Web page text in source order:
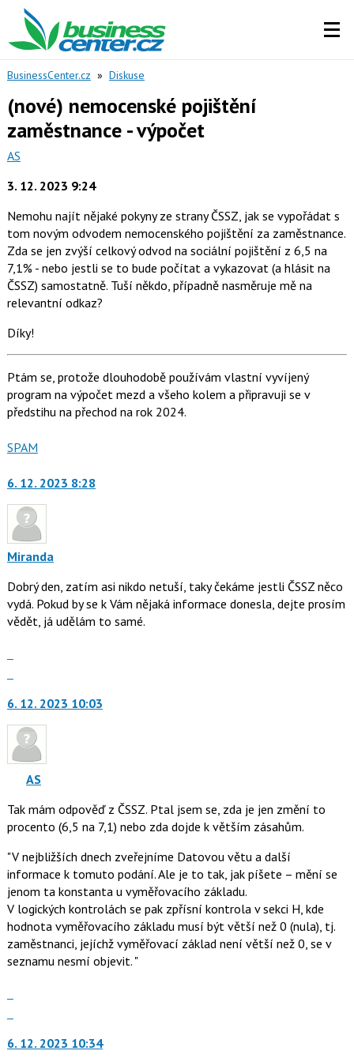
BusinessCenter.cz » Diskuse
(nové) nemocenské pojištění
zaměstnance - výpočet
AS
3. 12. 2023 9:24
Nemohu najít nějaké pokyny ze strany ČSSZ, jak se vypořádat s
tom novým odvodem nemocenského pojištění za zaměstnance.
Zda se jen zvýší celkový odvod na sociální pojištění z 6,5 na
7,1% - nebo jestli se to bude počítat a vykazovat (a hlásit na
ČSSZ) samostatně. Tuší někdo, případně nasměruje mě na
relevantní odkaz?
Díky!
Ptám se, protože dlouhodobě používám vlastní vyvíjený
program na výpočet mezd a všeho kolem a připravuji se v
předstihu na přechod na rok 2024.
Nahlásit
jako
SPAM
6. 12. 2023 8:28
Miranda
Dobrý den, zatím asi nikdo netuší, taky čekáme jestli ČSSZ něco
vydá. Pokud by se k Vám nějaká informace donesla, dejte prosím
vědět, já udělám to samé.
další
nový
názor.
K
navigaci
použít
i
N
pro
následující
a
P
pro
předchozí
6. 12. 2023 10:03
AS
Tak mám odpověď z ČSSZ. Ptal jsem se, zda je jen změní to
procento (6,5 na 7,1) nebo zda dojde k větším zásahům.
"V nejbližších dnech zveřejníme Datovou větu a další
informace k tomuto podání. Ale je to tak, jak píšete – mění se
jenom ta konstanta u vyměřovacího základu.
V logických kontrolách se pak zpřísní kontrola v sekci H, kde
hodnota vyměřovacího základu musí být větší než 0 (nula), tj.
zaměstnanci, jejíchž vyměřovací základ není větší než 0, se v
seznamu nesmí objevit. "
další
6. 12. 2023 10:34